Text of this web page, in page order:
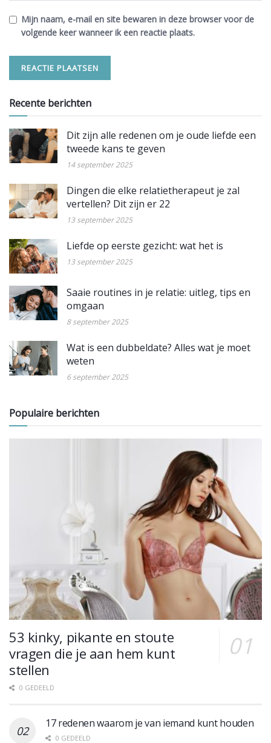
Mijn naam, e-mail en site bewaren in deze browser voor de
volgende keer wanneer ik een reactie plaats.
Recente berichten
Dit zijn alle redenen om je oude liefde een
tweede kans te geven
14 september 2025
Dingen die elke relatietherapeut je zal
vertellen? Dit zijn er 22
13 september 2025
Liefde op eerste gezicht: wat het is
13 september 2025
Saaie routines in je relatie: uitleg, tips en
omgaan
8 september 2025
Wat is een dubbeldate? Alles wat je moet
weten
6 september 2025
Populaire berichten
53 kinky, pikante en stoute
vragen die je aan hem kunt
stellen
0 GEDEELD
17 redenen waarom je van iemand kunt houden
0 GEDEELD